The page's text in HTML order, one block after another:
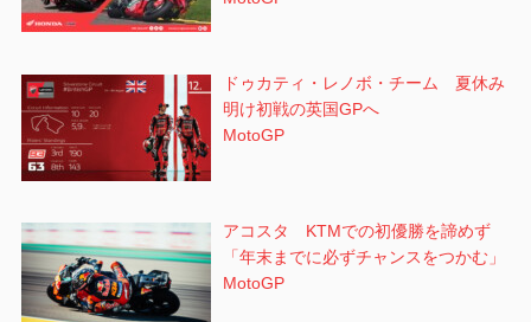
ドゥカティ・レノボ・チーム 夏休み
明け初戦の英国GPへ
MotoGP
アコスタ KTMでの初優勝を諦めず
「年末までに必ずチャンスをつかむ」
MotoGP